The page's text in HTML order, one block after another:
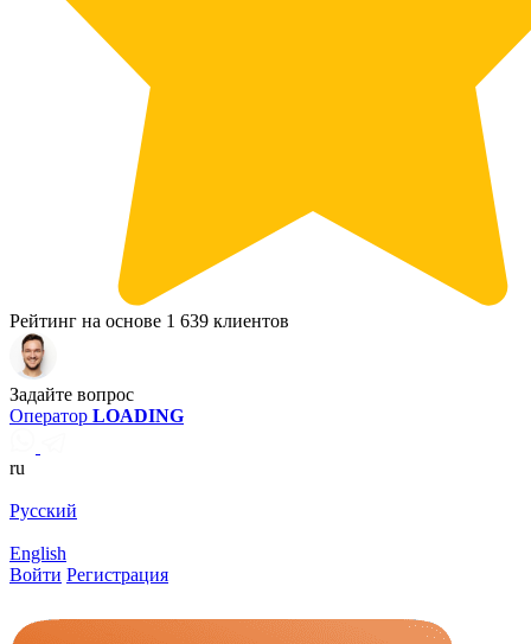
Рейтинг на основе 1 639 клиентов
Задайте вопрос
Оператор LOADING
ru
Русский
English
Войти Регистрация